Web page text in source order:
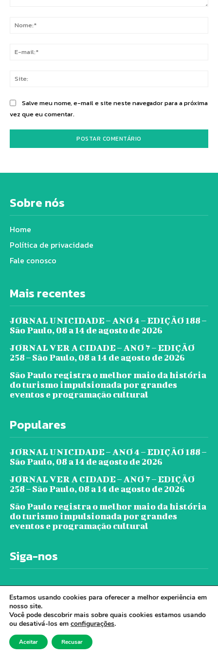
Salve meu nome, e-mail e site neste navegador para a próxima
vez que eu comentar.
Sobre nós
Home
Política de privacidade
Fale conosco
Mais recentes
JORNAL UNICIDADE – ANO 4 – EDIÇÃO 188 –
São Paulo, 08 a 14 de agosto de 2026
JORNAL VER A CIDADE – ANO 7 – EDIÇÃO
258 – São Paulo, 08 a 14 de agosto de 2026
São Paulo registra o melhor maio da história
do turismo impulsionada por grandes
eventos e programação cultural
Populares
JORNAL UNICIDADE – ANO 4 – EDIÇÃO 188 –
São Paulo, 08 a 14 de agosto de 2026
JORNAL VER A CIDADE – ANO 7 – EDIÇÃO
258 – São Paulo, 08 a 14 de agosto de 2026
São Paulo registra o melhor maio da história
do turismo impulsionada por grandes
eventos e programação cultural
Siga-nos
© Jornal Ver A Cidade - Todos os direitos
reservados. - Desenvolvido por Cloudbe.
Estamos usando cookies para oferecer a melhor experiência em
nosso site.
Você pode descobrir mais sobre quais cookies estamos usando
ou desativá-los em configurações.
Aceitar Recusar